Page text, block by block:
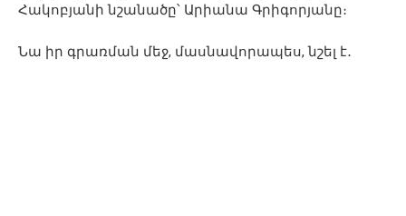
Հակոբյանի նշանածը՝ Արիանա Գրիգորյանը։
Նա իր գրառման մեջ, մասնավորապես, նշել է․